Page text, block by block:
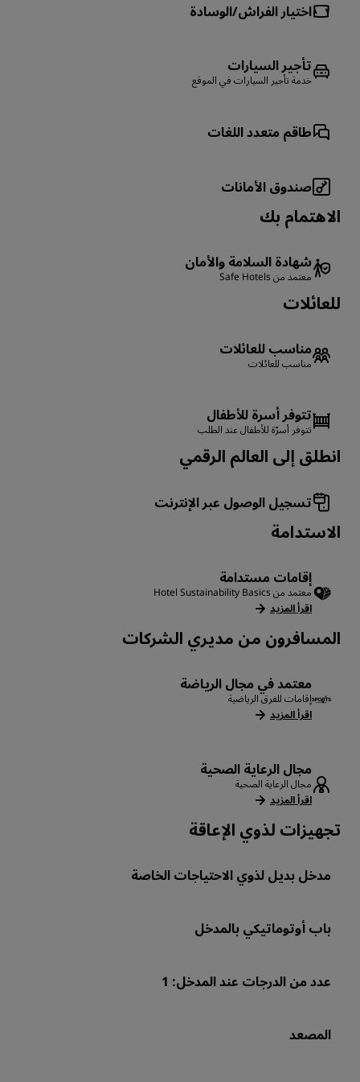
اختيار الفراش/الوسادة
تأجير السيارات
خدمة تأجير السيارات في الموقع
طاقم متعدد اللغات
صندوق الأمانات
الاهتمام بك
شهادة السلامة والأمان
معتمد من Safe Hotels
للعائلات
مناسب للعائلات
مناسب للعائلات
تتوفر أسرة للأطفال
تتوفر أسرّة للأطفال عند الطلب
انطلق إلى العالم الرقمي
تسجيل الوصول عبر الإنترنت
الاستدامة
إقامات مستدامة
معتمد من Hotel Sustainability Basics
اقرأ المزيد
المسافرون من مديري الشركات
معتمد في مجال الرياضة
إقامات للفرق الرياضية
اقرأ المزيد
مجال الرعاية الصحية
مجال الرعاية الصحية
اقرأ المزيد
تجهيزات لذوي الإعاقة
مدخل بديل لذوي الاحتياجات الخاصة
باب أوتوماتيكي بالمدخل
عدد من الدرجات عند المدخل: 1
المصعد